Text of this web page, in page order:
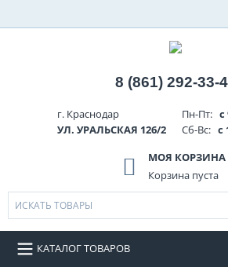
8 (861) 292-33-
г. Краснодар
УЛ. УРАЛЬСКАЯ 126/2
Пн-Пт: с
Сб-Вс: с
МОЯ КОРЗИНА
Корзина пуста
КАТАЛОГ ТОВАРОВ